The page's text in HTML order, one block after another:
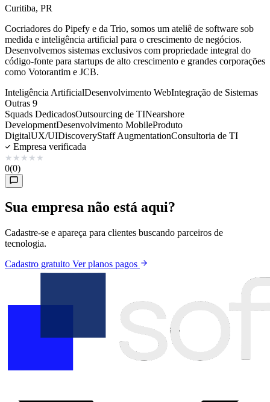
Curitiba, PR
Cocriadores do Pipefy e da Trio, somos um ateliê de software sob
medida e inteligência artificial para o crescimento de negócios.
Desenvolvemos sistemas exclusivos com propriedade integral do
código-fonte para startups de alto crescimento e grandes corporações
como Votorantim e JCB.
Inteligência ArtificialDesenvolvimento WebIntegração de Sistemas
Outras 9
Squads DedicadosOutsourcing de TINearshore
DevelopmentDesenvolvimento MobileProduto
DigitalUX/UIDiscoveryStaff AugmentationConsultoria de TI
Empresa verificada
★ ★ ★ ★ ★
0(0)
Sua empresa não está aqui?
Cadastre-se e apareça para clientes buscando parceiros de
tecnologia.
Cadastro gratuito Ver planos pagos